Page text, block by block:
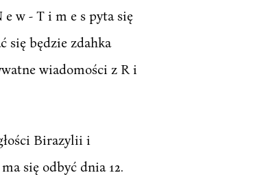
w - T i m e s pyta się
się będzie zdahka
wiadomości z R i
Birazylii i
się odbyć dnia 12.